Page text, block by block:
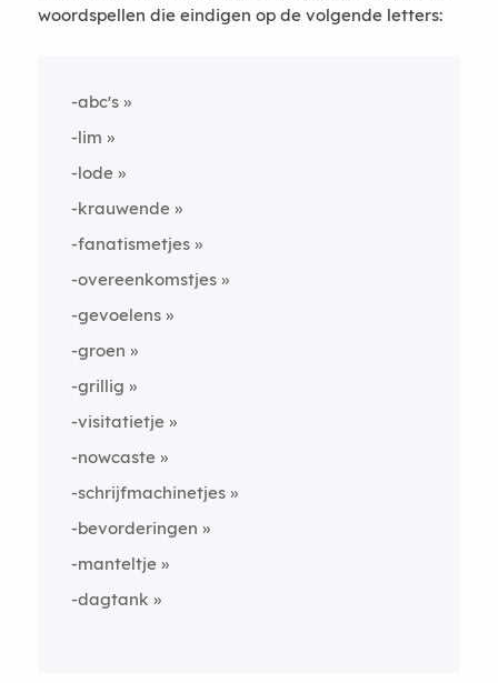
woordspellen die eindigen op de volgende letters:
-abc's
-lim
-lode
-krauwende
-fanatismetjes
-overeenkomstjes
-gevoelens
-groen
-grillig
-visitatietje
-nowcaste
-schrijfmachinetjes
-bevorderingen
-manteltje
-dagtank